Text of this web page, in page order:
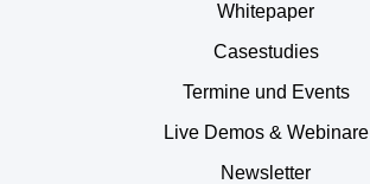
Whitepaper
Casestudies
Termine und Events
Live Demos & Webinare
Newsletter